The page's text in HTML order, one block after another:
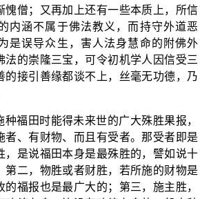
愧僧；又再加上还有一些本质上，所信
内涵不属于佛法教义，而持守外道恶
是误导众生，害人法身慧命的附佛外
法的崇隆三宝，可令初机学人因信受三
的接引善缘都谈不上，丝毫无功德，乃
种福田时能得未来世的广大殊胜果报，
者、有财物、而且有受者。那受者即是
，是说福田本身是最殊胜的，譬如说十
第二，物胜或者财胜，若所施的财物是
福报也是最广大的；第三，施主胜，